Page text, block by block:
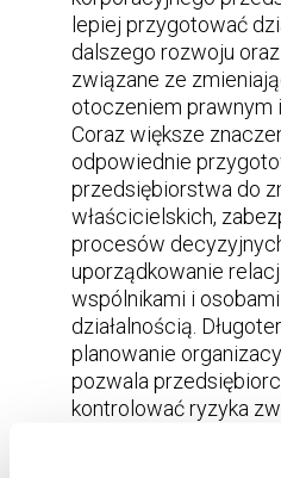
lepiej przygotować
dalszego rozwoju
związane ze
otoczeniem prawnym
Coraz większe
odpowiednie
przedsiębiorstwa do
właścicielskich,
procesów
uporządkowanie
wspólnikami i
działalnością.
planowanie
pozwala
kontrolować ryzyka
funkcjonowaniem
przygotowywać